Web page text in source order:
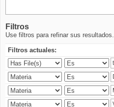
Filtros
Use filtros para refinar sus resultados.
Filtros actuales: